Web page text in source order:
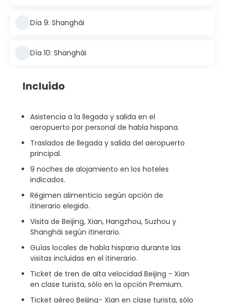
Día 9: Shanghái
Día 10: Shanghái
Incluido
Asistencia a la llegada y salida en el
aeropuerto por personal de habla hispana.
Traslados de llegada y salida del aeropuerto
principal.
9 noches de alojamiento en los hoteles
indicados.
Régimen alimenticio según opción de
itinerario elegido.
Visita de Beijing, Xian, Hangzhou, Suzhou y
Shanghái según itinerario.
Guías locales de habla hispana durante las
visitas incluidas en el itinerario.
Ticket de tren de alta velocidad Beijing - Xian
en clase turista, sólo en la opción Premium.
Ticket aéreo Beijing- Xian en clase turista, sólo